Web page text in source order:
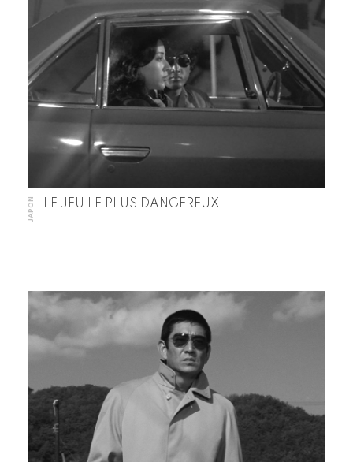
JAPON LE JEU LE PLUS DANGEREUX